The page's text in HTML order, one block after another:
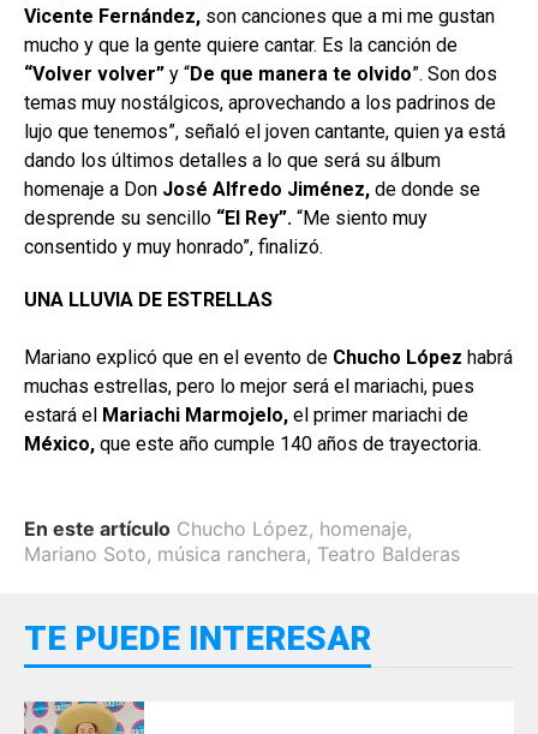
Vicente Fernández, son canciones que a mi me gustan
mucho y que la gente quiere cantar. Es la canción de
“Volver volver” y “De que manera te olvido”. Son dos
temas muy nostálgicos, aprovechando a los padrinos de
lujo que tenemos”, señaló el joven cantante, quien ya está
dando los últimos detalles a lo que será su álbum
homenaje a Don José Alfredo Jiménez, de donde se
desprende su sencillo “El Rey”. “Me siento muy
consentido y muy honrado”, finalizó.
UNA LLUVIA DE ESTRELLAS
Mariano explicó que en el evento de Chucho López habrá
muchas estrellas, pero lo mejor será el mariachi, pues
estará el Mariachi Marmojelo, el primer mariachi de
México, que este año cumple 140 años de trayectoria.
En este artículo Chucho López, homenaje,
Mariano Soto, música ranchera, Teatro Balderas
TE PUEDE INTERESAR